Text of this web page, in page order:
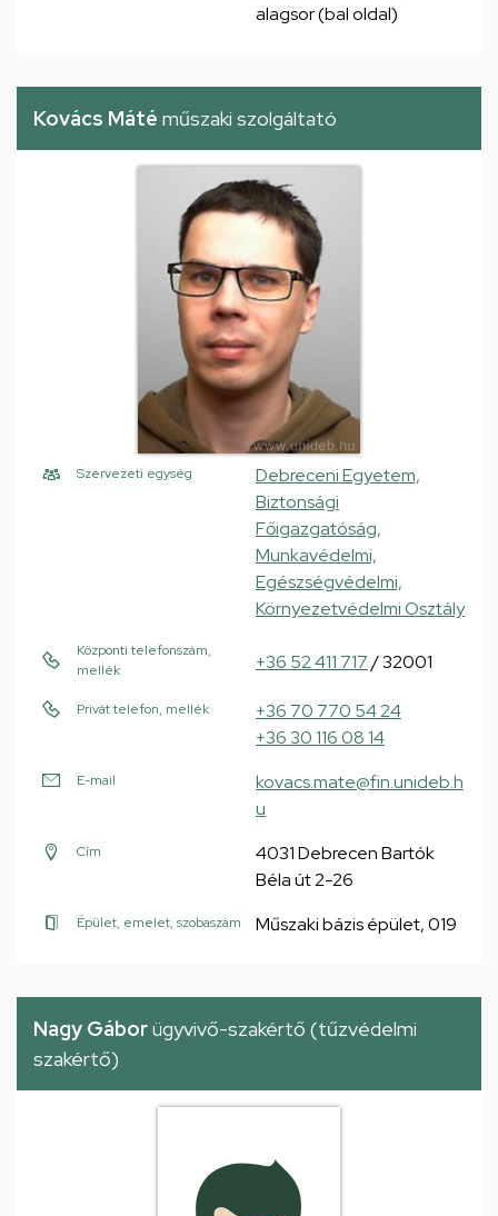
alagsor (bal oldal)
Kovács Máté műszaki szolgáltató
Szervezeti egység
Debreceni Egyetem,
Biztonsági
Főigazgatóság,
Munkavédelmi,
Egészségvédelmi,
Környezetvédelmi Osztály
Központi telefonszám,
mellék
+36 52 411 717/ 32001
Privát telefon, mellék
+36 70 770 54 24
+36 30 116 08 14
E-mail
kovacs.mate@fin.unideb.h
u
Cím
4031 Debrecen Bartók
Béla út 2-26
Épület, emelet, szobaszám Műszaki bázis épület, 019
Nagy Gáborügyvivő-szakértő (tűzvédelmi
szakértő)